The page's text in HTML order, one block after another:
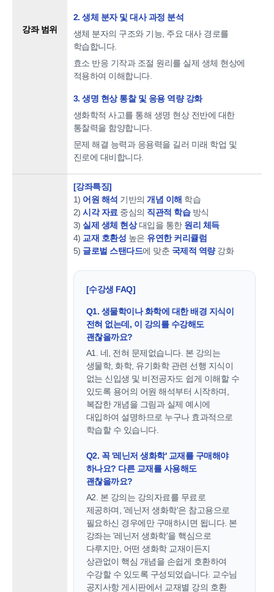
강좌 범위
2. 생체 분자 및 대사 과정 분석
생체 분자의 구조와 기능, 주요 대사 경로를
학습합니다.
효소 반응 기작과 조절 원리를 실제 생체 현상에
적용하여 이해합니다.
3. 생명 현상 통찰 및 응용 역량 강화
생화학적 사고를 통해 생명 현상 전반에 대한
통찰력을 함양합니다.
문제 해결 능력과 응용력을 길러 미래 학업 및
진로에 대비합니다.
[강좌특징]
1) 어원 해석 기반의개념 이해 학습
2)시각 자료 중심의 직관적 학습방식
3) 실제 생체 현상대입을 통한 원리 체득
4) 교재 호환성 높은 유연한 커리큘럼
5) 글로벌 스탠다드에 맞춘 국제적 역량강화
[수강생 FAQ]
Q1. 생물학이나 화학에 대한 배경 지식이
전혀 없는데, 이 강의를 수강해도
괜찮을까요?
A1. 네, 전혀 문제없습니다. 본 강의는
생물학, 화학, 유기화학 관련 선행 지식이
없는 신입생 및 비전공자도 쉽게 이해할 수
있도록 용어의 어원 해석부터 시작하며,
복잡한 개념을 그림과 실제 예시에
대입하여 설명하므로 누구나 효과적으로
학습할 수 있습니다.
Q2. 꼭 '레닌저 생화학' 교재를 구매해야
하나요? 다른 교재를 사용해도
괜찮을까요?
A2. 본 강의는 강의자료를 무료로
제공하며, '레닌저 생화학'은 참고용으로
필요하신 경우에만 구매하시면 됩니다. 본
강좌는 '레닌저 생화학'을 핵심으로
다루지만, 어떤 생화학 교재이든지
상관없이 핵심 개념을 손쉽게 호환하여
수강할 수 있도록 구성되었습니다. 교수님
공지사항 게시판에서 교재별 강의 호환